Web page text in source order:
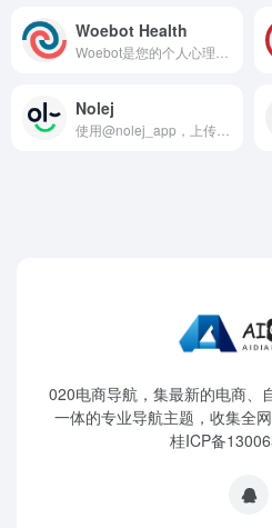
Woebot Health
Nolej
020电商导航，集最新的电商、
一体的专业导航主题，收集全
桂ICP备